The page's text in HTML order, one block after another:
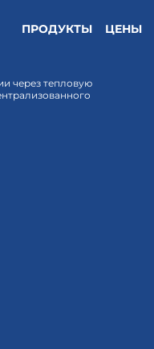
ПРОДУКТЫ ЦЕНЫ
через тепловую